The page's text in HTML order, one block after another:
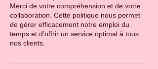
Merci de votre compréhension et de votre
collaboration. Cette politique nous permet
de gérer efficacement notre emploi du
temps et d’offrir un service optimal à tous